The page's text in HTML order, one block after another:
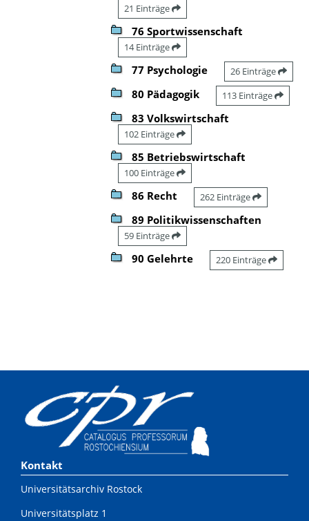
21 Einträge
76 Sportwissenschaft
14 Einträge
77 Psychologie 26 Einträge
80 Pädagogik 113 Einträge
83 Volkswirtschaft
102 Einträge
85 Betriebswirtschaft
100 Einträge
86 Recht 262 Einträge
89 Politikwissenschaften
59 Einträge
90 Gelehrte 220 Einträge
Kontakt
Universitätsarchiv Rostock
Universitätsplatz 1